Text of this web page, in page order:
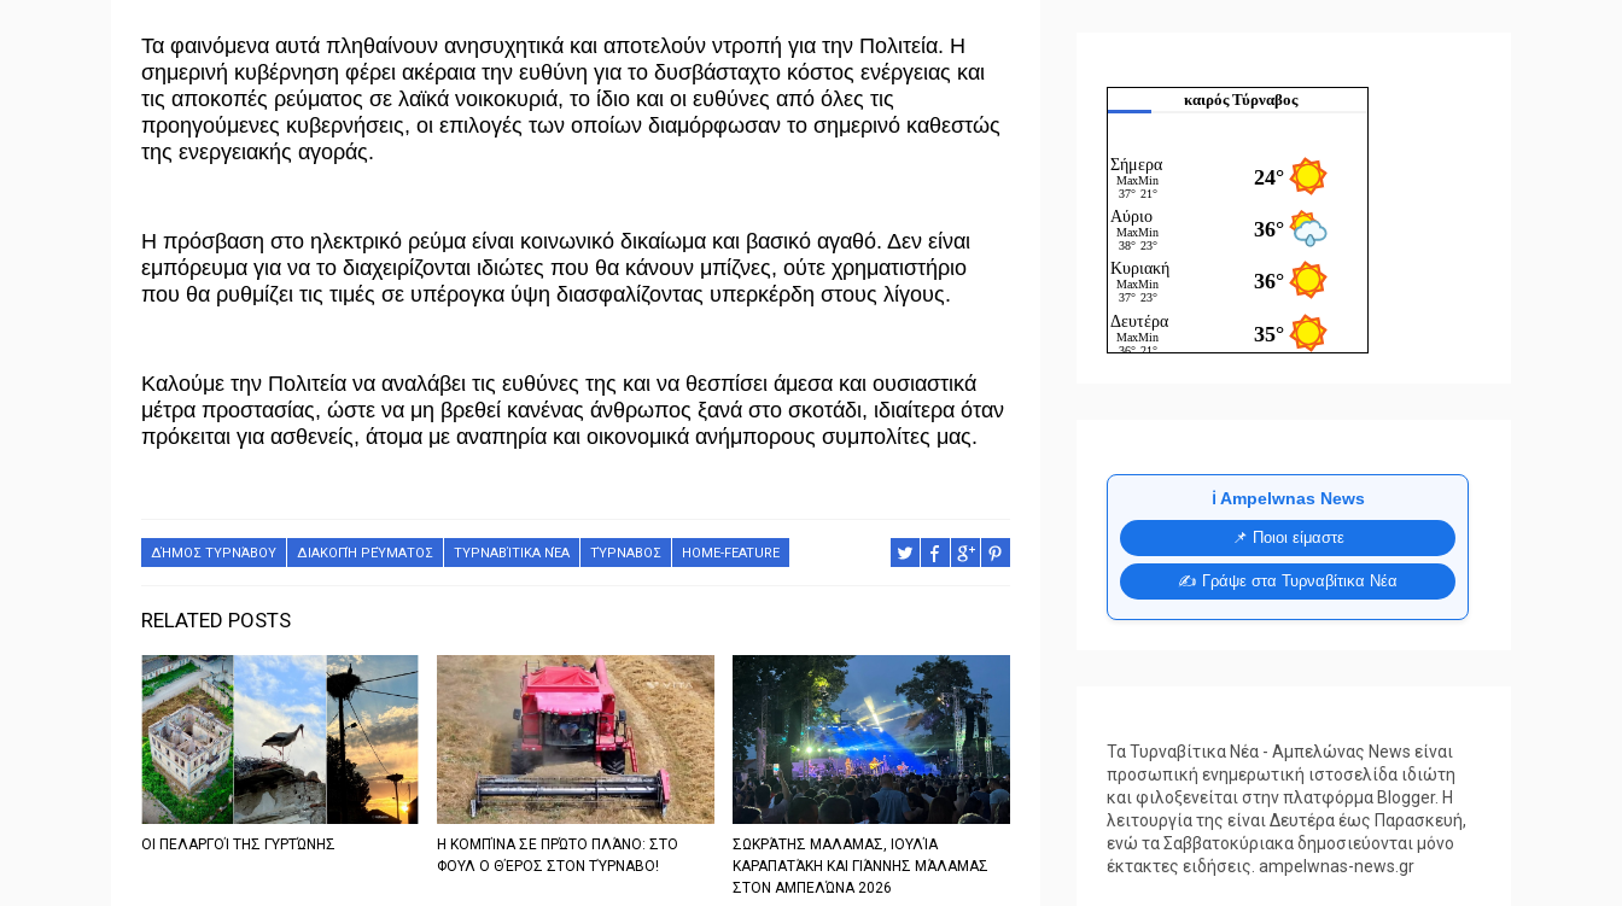
Τα φαινόμενα αυτά πληθαίνουν ανησυχητικά και αποτελούν ντροπή για την Πολιτεία. Η
σημερινή κυβέρνηση φέρει ακέραια την ευθύνη για το δυσβάσταχτο κόστος ενέργειας και
τις αποκοπές ρεύματος σε λαϊκά νοικοκυριά, το ίδιο και οι ευθύνες από όλες τις
προηγούμενες κυβερνήσεις, οι επιλογές των οποίων διαμόρφωσαν το σημερινό καθεστώς
της ενεργειακής αγοράς.
Η πρόσβαση στο ηλεκτρικό ρεύμα είναι κοινωνικό δικαίωμα και βασικό αγαθό. Δεν είναι
εμπόρευμα για να το διαχειρίζονται ιδιώτες που θα κάνουν μπίζνες, ούτε χρηματιστήριο
που θα ρυθμίζει τις τιμές σε υπέρογκα ύψη διασφαλίζοντας υπερκέρδη στους λίγους.
Καλούμε την Πολιτεία να αναλάβει τις ευθύνες της και να θεσπίσει άμεσα και ουσιαστικά
μέτρα προστασίας, ώστε να μη βρεθεί κανένας άνθρωπος ξανά στο σκοτάδι, ιδιαίτερα όταν
πρόκειται για ασθενείς, άτομα με αναπηρία και οικονομικά ανήμπορους συμπολίτες μας.
ΔΉΜΟΣ ΤΥΡΝΆΒΟΥ ΔΙΑΚΟΠΉ ΡΕΎΜΑΤΟΣ ΤΥΡΝΑΒΊΤΙΚΑ ΝΈΑ ΤΎΡΝΑΒΟΣ HOME-FEATURE
RELATED POSTS
ΟΙ ΠΕΛΑΡΓΟΊ ΤΗΣ ΓΥΡΤΏΝΗΣ
Η ΚΟΜΠΊΝΑ ΣΕ ΠΡΏΤΟ ΠΛΆΝΟ: ΣΤΟ
ΦΟΥΛ Ο ΘΈΡΟΣ ΣΤΟΝ ΤΎΡΝΑΒΟ!
ΣΩΚΡΆΤΗΣ ΜΑΛΑΜΑΣ, ΙΟΥΛΊΑ
ΚΑΡΑΠΑΤΆΚΗ ΚΑΙ ΓΙΆΝΝΗΣ ΜΆΛΑΜΑΣ
ΣΤΟΝ ΑΜΠΕΛΏΝΑ 2026
καιρός Τύρναβος
ℹ️ Ampelwnas News
📌 Ποιοι είμαστε
✍️ Γράψε στα Τυρναβίτικα Νέα
Τα Τυρναβίτικα Νέα - Αμπελώνας News είναι
προσωπική ενημερωτική ιστοσελίδα ιδιώτη
και φιλοξενείται στην πλατφόρμα Blogger. Η
λειτουργία της είναι Δευτέρα έως Παρασκευή,
ενώ τα Σαββατοκύριακα δημοσιεύονται μόνο
έκτακτες ειδήσεις. ampelwnas-news.gr